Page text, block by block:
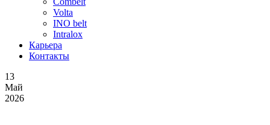
Volta
INO belt
Intralox
Карьера
Контакты
13
Май
2026